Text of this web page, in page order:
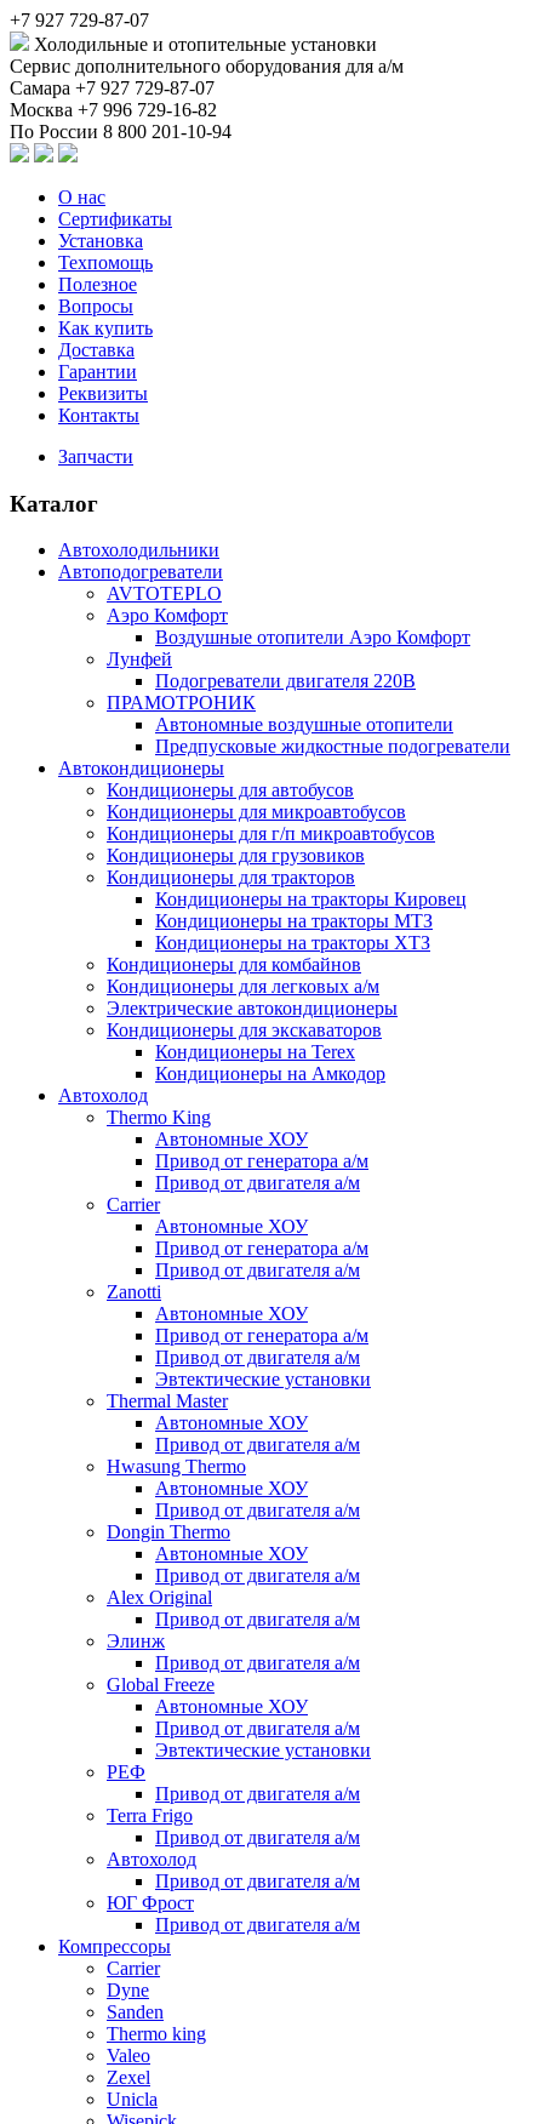
+7 927 729-87-07
Холодильные и отопительные установки
Сервис дополнительного оборудования для а/м
Самара +7 927 729-87-07
Москва +7 996 729-16-82
По России 8 800 201-10-94
О нас
Сертификаты
Установка
Техпомощь
Полезное
Вопросы
Как купить
Доставка
Гарантии
Реквизиты
Контакты
Запчасти
Каталог
Автохолодильники
Автоподогреватели
AVTOTEPLO
Аэро Комфорт
Воздушные отопители Аэро Комфорт
Лунфей
Подогреватели двигателя 220В
ПРАМОТРОНИК
Автономные воздушные отопители
Предпусковые жидкостные подогреватели
Автокондиционеры
Кондиционеры для автобусов
Кондиционеры для микроавтобусов
Кондиционеры для г/п микроавтобусов
Кондиционеры для грузовиков
Кондиционеры для тракторов
Кондиционеры на тракторы Кировец
Кондиционеры на тракторы МТЗ
Кондиционеры на тракторы ХТЗ
Кондиционеры для комбайнов
Кондиционеры для легковых а/м
Электрические автокондиционеры
Кондиционеры для экскаваторов
Кондиционеры на Terex
Кондиционеры на Амкодор
Автохолод
Thermo King
Автономные ХОУ
Привод от генератора а/м
Привод от двигателя а/м
Carrier
Автономные ХОУ
Привод от генератора а/м
Привод от двигателя а/м
Zanotti
Автономные ХОУ
Привод от генератора а/м
Привод от двигателя а/м
Эвтектические установки
Thermal Master
Автономные ХОУ
Привод от двигателя а/м
Hwasung Thermo
Автономные ХОУ
Привод от двигателя а/м
Dongin Thermo
Автономные ХОУ
Привод от двигателя а/м
Alex Original
Привод от двигателя а/м
Элинж
Привод от двигателя а/м
Global Freeze
Автономные ХОУ
Привод от двигателя а/м
Эвтектические установки
РЕФ
Привод от двигателя а/м
Terra Frigo
Привод от двигателя а/м
Автохолод
Привод от двигателя а/м
ЮГ Фрост
Привод от двигателя а/м
Компрессоры
Carrier
Dyne
Sanden
Thermo king
Valeo
Zexel
Unicla